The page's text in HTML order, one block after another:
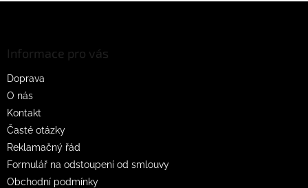
Informace pro vás
Doprava
O nás
Kontakt
Časté otázky
Reklamačný řád
Formulář na odstoupení od smlouvy
Obchodní podmínky